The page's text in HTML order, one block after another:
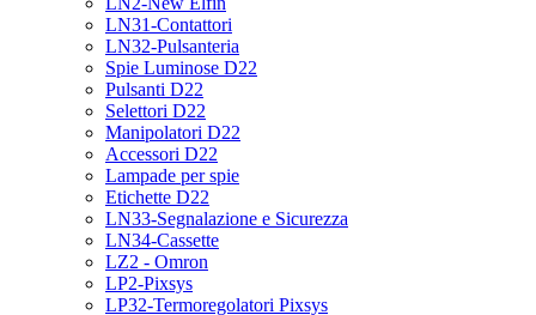
LN31-Contattori
LN32-Pulsanteria
Spie Luminose D22
Pulsanti D22
Selettori D22
Manipolatori D22
Accessori D22
Lampade per spie
Etichette D22
LN33-Segnalazione e Sicurezza
LN34-Cassette
LZ2 - Omron
LP2-Pixsys
LP32-Termoregolatori Pixsys